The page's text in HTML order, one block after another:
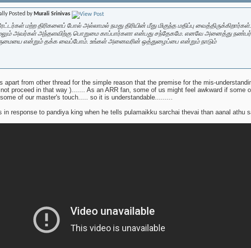
Posted by Murali Srinivas
மற்ற திரிகளைப் போல் அல்லாமல் நமது திரியின் மீது மிகுந்த மதிப்பு
அவர்கள் அந்தளவிற்கு பொறுமை காப்பார்களா என்பது சந்தேகமே. எனவே அனைத்து
என்றும் தக்க வைப்போம். உங்கள் அனைவரின் ஒத்துழைப்பை என்றும் நாடும்
apart from other thread for the simple reason that the premise for the mis-
proceed in that way )....... As an ARR fan, some of us might feel awkward if some
of our master's touch..... so it is understandable.........
in response to pandiya king when he tells pulamaikku sarchai thevai than aanal athu